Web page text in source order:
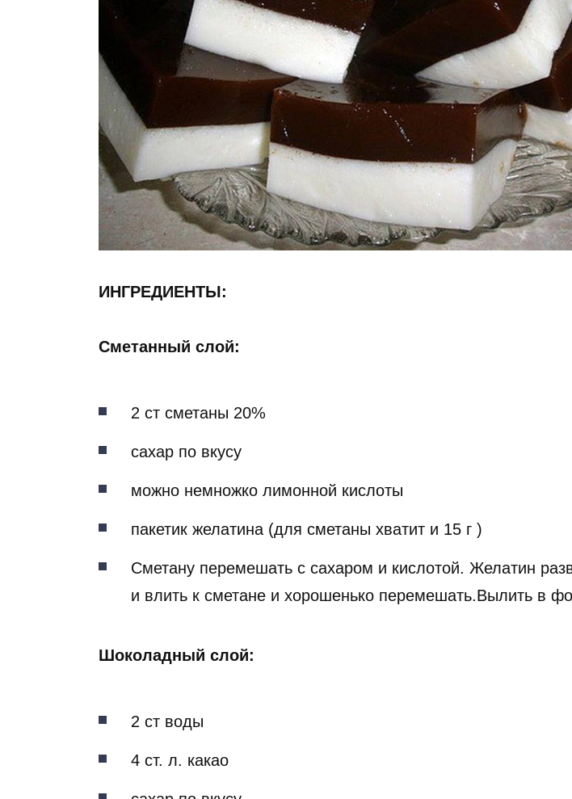
ИНГРЕДИЕНТЫ:
Сметанный слой:
2 ст сметаны 20%
сахар по вкусу
можно немножко лимонной кислоты
пакетик желатина (для сметаны хватит и 15 г )
Сметану перемешать с сахаром и кислотой. Желатин
и влить к сметане и хорошенько перемешать.Вылить в
Шоколадный слой:
2 ст воды
4 ст. л. какао